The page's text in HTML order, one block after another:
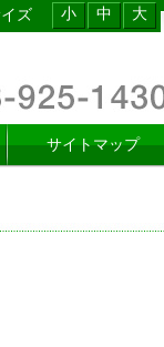
ズ 大
中
小
サイトマップ